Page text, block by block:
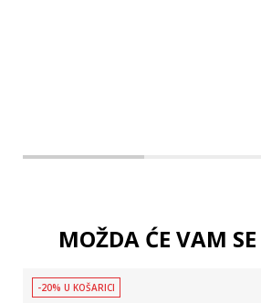
MOŽDA ĆE VAM SE
-20% U KOŠARICI